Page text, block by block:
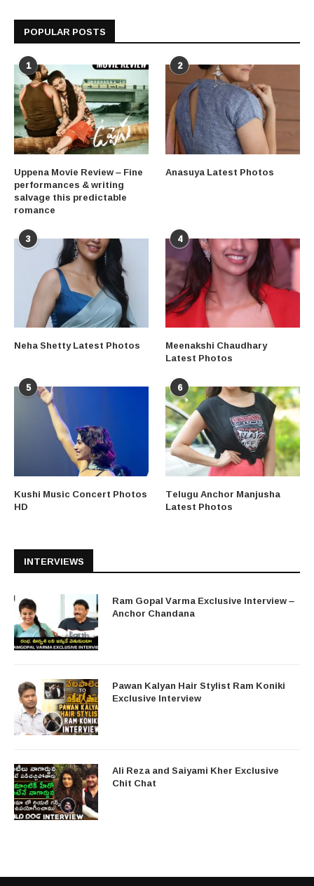
POPULAR POSTS
1
Uppena Movie Review – Fine
performances & writing
salvage this predictable
romance
2
Anasuya Latest Photos
3
Neha Shetty Latest Photos
4
Meenakshi Chaudhary
Latest Photos
5
Kushi Music Concert Photos
HD
6
Telugu Anchor Manjusha
Latest Photos
INTERVIEWS
Ram Gopal Varma Exclusive Interview –
Anchor Chandana
Pawan Kalyan Hair Stylist Ram Koniki
Exclusive Interview
Ali Reza and Saiyami Kher Exclusive
Chit Chat